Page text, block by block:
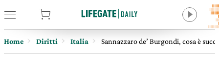
Home Diritti Italia Sannazzaro de’ Burgondi, cosa è